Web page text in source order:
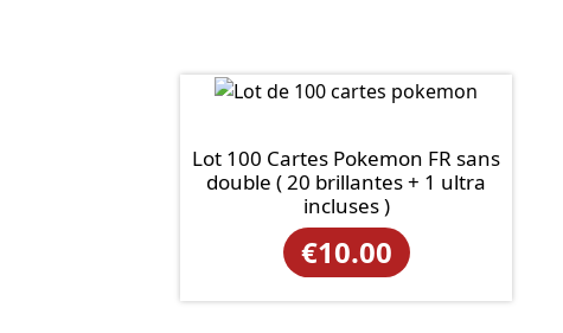
Lot 100 Cartes Pokemon FR sans
double ( 20 brillantes + 1 ultra
incluses )
€10.00